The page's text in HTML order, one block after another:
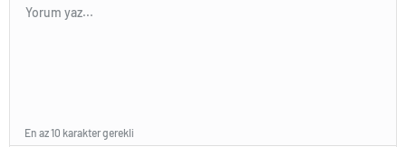
En az 10 karakter gerekli